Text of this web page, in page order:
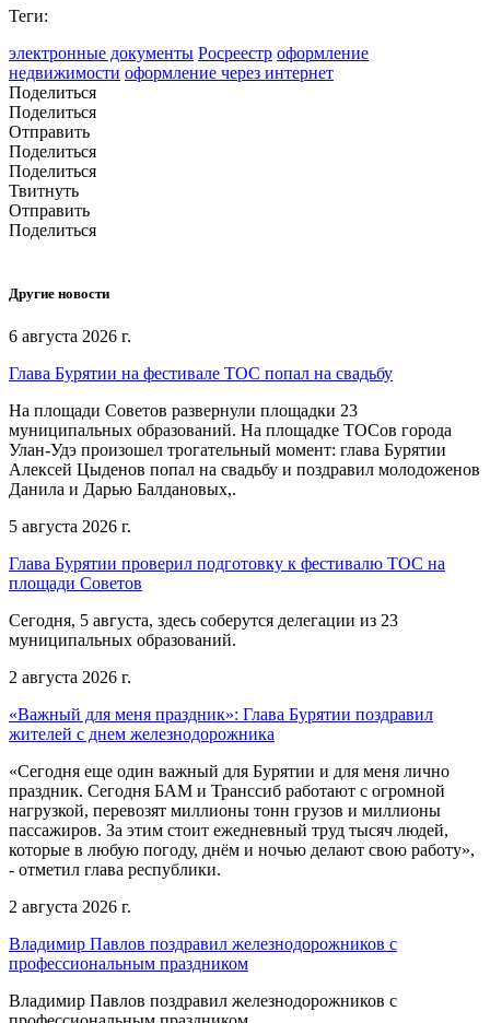
Теги:
электронные документы Росреестр оформление
недвижимости оформление через интернет
Поделиться
Поделиться
Отправить
Поделиться
Поделиться
Твитнуть
Отправить
Поделиться
Другие новости
6 августа 2026 г.
Глава Бурятии на фестивале ТОС попал на свадьбу
На площади Советов развернули площадки 23
муниципальных образований. На площадке ТОСов города
Улан-Удэ произошел трогательный момент: глава Бурятии
Алексей Цыденов попал на свадьбу и поздравил молодоженов
Данила и Дарью Балдановых,.
5 августа 2026 г.
Глава Бурятии проверил подготовку к фестивалю ТОС на
площади Советов
Сегодня, 5 августа, здесь соберутся делегации из 23
муниципальных образований.
2 августа 2026 г.
«Важный для меня праздник»: Глава Бурятии поздравил
жителей с днем железнодорожника
«Сегодня еще один важный для Бурятии и для меня лично
праздник. Сегодня БАМ и Транссиб работают с огромной
нагрузкой, перевозят миллионы тонн грузов и миллионы
пассажиров. За этим стоит ежедневный труд тысяч людей,
которые в любую погоду, днём и ночью делают свою работу»,
- отметил глава республики.
2 августа 2026 г.
Владимир Павлов поздравил железнодорожников с
профессиональным праздником
Владимир Павлов поздравил железнодорожников с